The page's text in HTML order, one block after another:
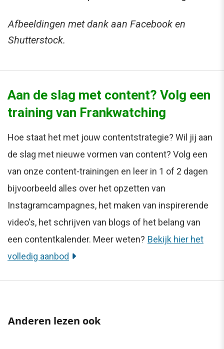
Afbeeldingen met dank aan Facebook en
Shutterstock.
Aan de slag met content? Volg een
training van Frankwatching
Hoe staat het met jouw contentstrategie? Wil jij aan
de slag met nieuwe vormen van content? Volg een
van onze content-trainingen en leer in 1 of 2 dagen
bijvoorbeeld alles over het opzetten van
Instagramcampagnes, het maken van inspirerende
video's, het schrijven van blogs of het belang van
een contentkalender. Meer weten? Bekijk hier het
volledig aanbod
Anderen lezen ook